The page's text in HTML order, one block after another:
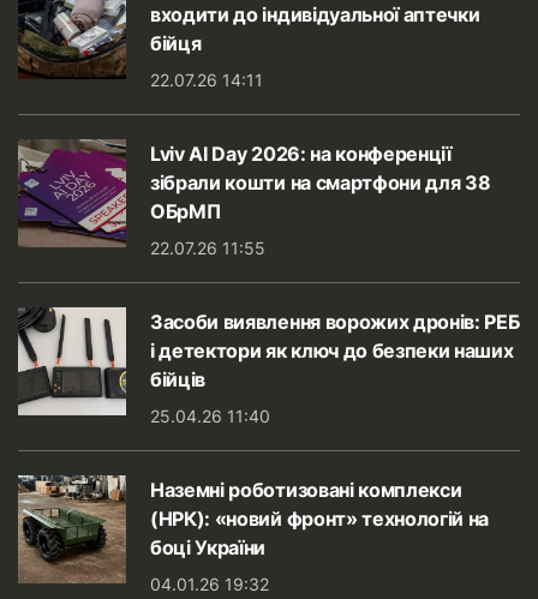
входити до індивідуальної аптечки
бійця
22.07.26 14:11
Lviv AI Day 2026: на конференції
зібрали кошти на смартфони для 38
ОБрМП
22.07.26 11:55
Засоби виявлення ворожих дронів: РЕБ
і детектори як ключ до безпеки наших
бійців
25.04.26 11:40
Наземні роботизовані комплекси
(НРК): «новий фронт» технологій на
боці України
04.01.26 19:32